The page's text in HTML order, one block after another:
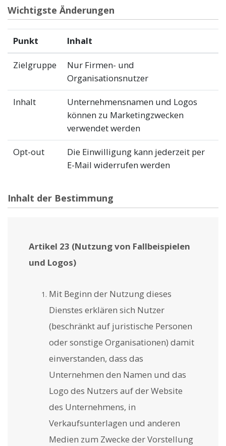
Wichtigste Änderungen
Punkt Inhalt
Zielgruppe
Nur Firmen- und
Organisationsnutzer
Inhalt
Unternehmensnamen und Logos
können zu Marketingzwecken
verwendet werden
Opt-out
Die Einwilligung kann jederzeit per
E-Mail widerrufen werden
Inhalt der Bestimmung
Artikel 23 (Nutzung von Fallbeispielen
und Logos)
Mit Beginn der Nutzung dieses
Dienstes erklären sich Nutzer
(beschränkt auf juristische Personen
oder sonstige Organisationen) damit
einverstanden, dass das
Unternehmen den Namen und das
Logo des Nutzers auf der Website
des Unternehmens, in
Verkaufsunterlagen und anderen
Medien zum Zwecke der Vorstellung